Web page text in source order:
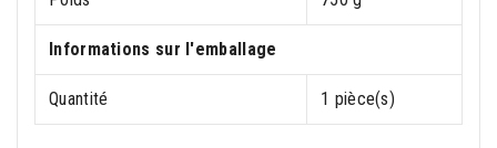
Informations sur l'emballage
Quantité 1 pièce(s)